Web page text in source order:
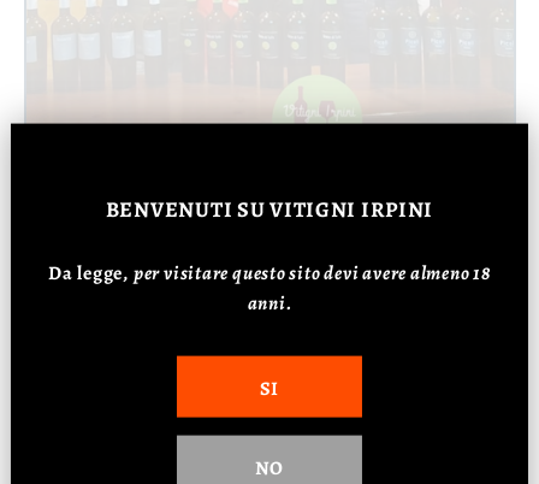
BENVENUTI SU VITIGNI IRPINI
Da legge, per visitare questo sito devi avere almeno 18
anni.
SI
NO